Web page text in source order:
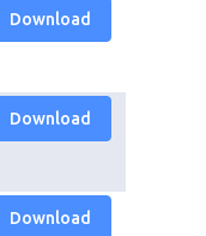
Download
Download
Download